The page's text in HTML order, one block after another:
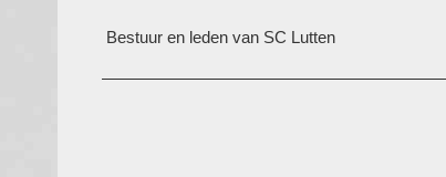
Bestuur en leden van SC Lutten